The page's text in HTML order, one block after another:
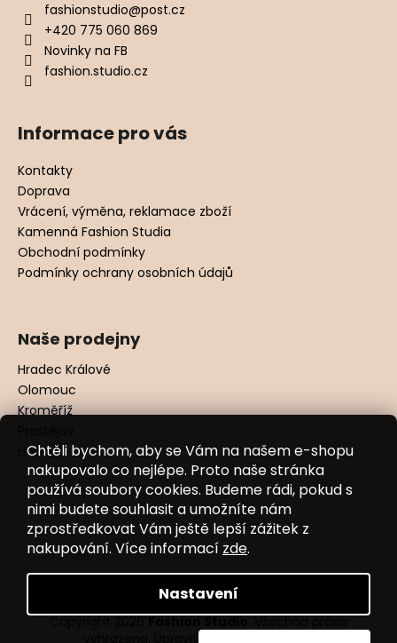
Chtěli bychom, aby se Vám na našem e-shopu
nakupovalo co nejlépe. Proto naše stránka
používá soubory cookies. Budeme rádi, pokud s
nimi budete souhlasit a umožníte nám
zprostředkovat Vám ještě lepší zážitek z
nakupování. Více informací zde.
Nastavení
fashionstudio@post.cz
+420 775 060 869
Novinky na FB
fashion.studio.cz
Informace pro vás
Kontakty
Doprava
Vrácení, výměna, reklamace zboží
Kamenná Fashion Studia
Obchodní podmínky
Podmínky ochrany osobních údajů
Naše prodejny
Hradec Králové
Olomouc
Kroměříž
Hodonín
Vytvořil Shoptet
Copyright 2026Fashion Studio. Všechna práva
Upravit nastavení cookies